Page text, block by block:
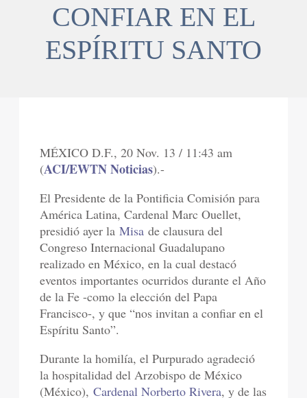
CONFIAR EN EL
ESPÍRITU SANTO
MÉXICO D.F., 20 Nov. 13 / 11:43 am
(ACI/EWTN Noticias).-
El Presidente de la Pontificia Comisión para
América Latina, Cardenal Marc Ouellet,
presidió ayer laMisa de clausura del
Congreso Internacional Guadalupano
realizado en México, en la cual destacó
eventos importantes ocurridos durante el Año
de la Fe -como la elección del Papa
Francisco-, y que “nos invitan a confiar en el
Espíritu Santo”.
Durante la homilía, el Purpurado agradeció
la hospitalidad del Arzobispo de México
(México),Cardenal Norberto Rivera, y de las